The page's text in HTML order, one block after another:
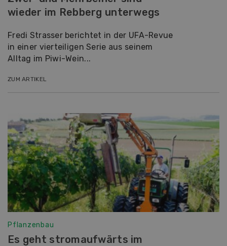
wieder im Rebberg unterwegs
Fredi Strasser berichtet in der UFA-Revue
in einer vierteiligen Serie aus seinem
Alltag im Piwi-Wein...
ZUM ARTIKEL
Pflanzenbau
Es geht stromaufwärts im